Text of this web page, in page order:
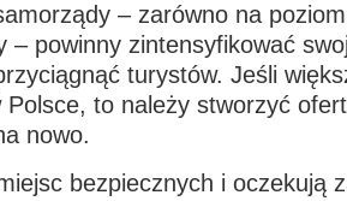
– zarówno na
– powinny zintensyfikować
turystów. Jeśli
Polsce, to należy stworzyć
nowo.
bezpiecznych i oczekują